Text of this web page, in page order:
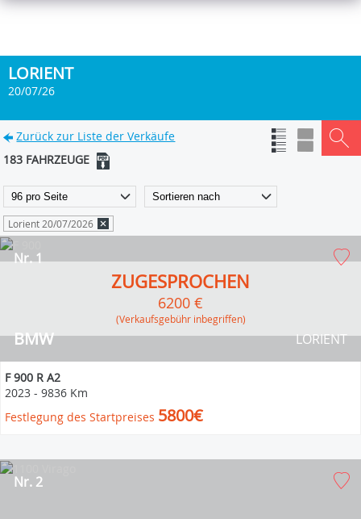
LORIENT
20/07/26
Zurück zur Liste der Verkäufe
183 FAHRZEUGE
Lorient 20/07/2026
BMW
Nr. 1
LORIENT
ZUGESPROCHEN
6200 €
(Verkaufsgebühr inbegriffen)
F 900 R A2
2023 - 9836 Km
Festlegung des Startpreises 5800€
Nr. 2